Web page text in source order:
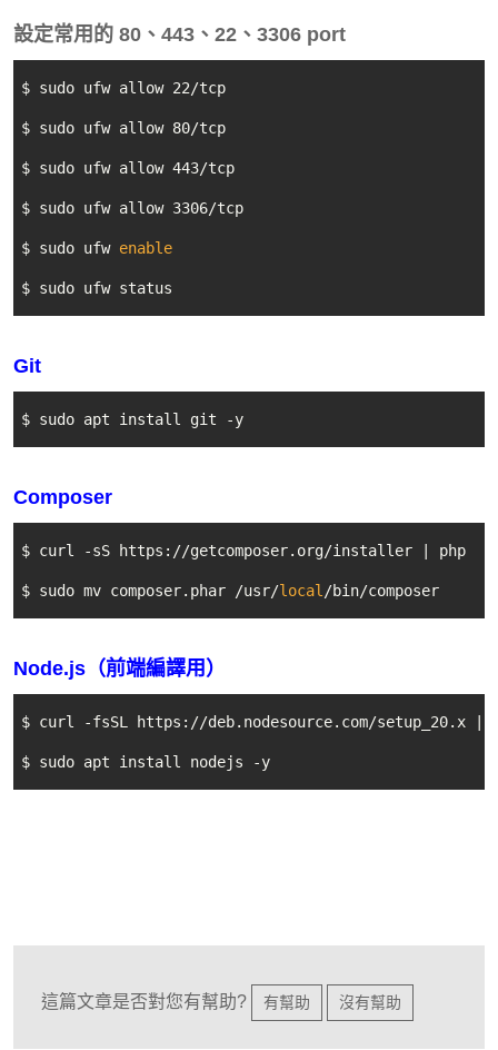
設定常用的 80、443、22、3306 port
$ sudo ufw allow 22/tcp
$ sudo ufw allow 80/tcp
$ sudo ufw allow 443/tcp
$ sudo ufw allow 3306/tcp
$ sudo ufw enable
$ sudo ufw status
Git
$ sudo apt install git -y
Composer
$ curl -sS https://getcomposer.org/installer | php
$ sudo mv composer.phar /usr/local /bin/composer
Node.js（前端編譯用）
$ curl -fsSL https://deb.nodesource.com/setup_20.x |
$ sudo apt install nodejs -y
這篇文章是否對您有幫助? 有幫助 沒有幫助